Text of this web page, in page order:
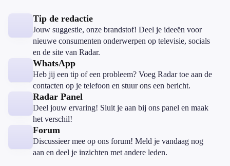
Tip de redactie
Jouw suggestie, onze brandstof! Deel je ideeën voor
nieuwe consumenten onderwerpen op televisie, socials
en de site van Radar.
WhatsApp
Heb jij een tip of een probleem? Voeg Radar toe aan de
contacten op je telefoon en stuur ons een bericht.
Radar Panel
Deel jouw ervaring! Sluit je aan bij ons panel en maak
het verschil!
Forum
Discussieer mee op ons forum! Meld je vandaag nog
aan en deel je inzichten met andere leden.